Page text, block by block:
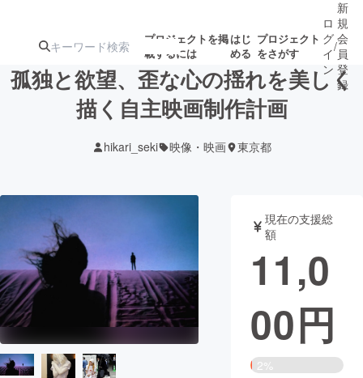
プロジェクトを掲
載するには
はじ
める
プロジェクト
をさがす
ターン
注目の新着プロ
ジェクト
募集終了が近いプ
ロジェクト
音楽
テクノロジー・ガジェット ゲーム・
映像・映画 書籍・雑誌
ビジネス・起業 チャレンジ
ロ
グ
イ
ン
/
新
規
会
員
登
録
孤独と欲望、歪な心の揺れを美しく
描く自主映画制作計画
hikari_seki 映像・映画 東京都
現在の支援総
額
11,0
00円
2%